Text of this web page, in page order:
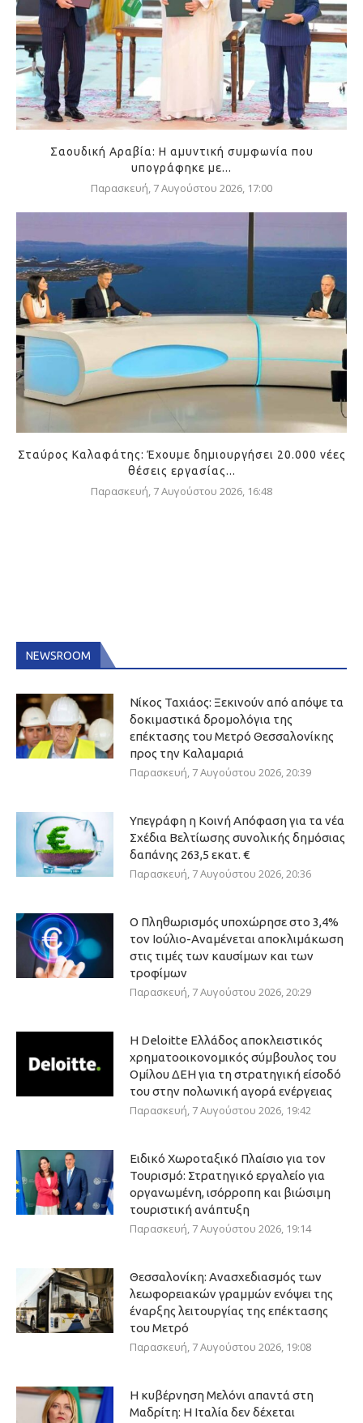
Σαουδική Αραβία: Η αμυντική συμφωνία που
υπογράφηκε με...
Παρασκευή, 7 Αυγούστου 2026, 17:00
Σταύρος Καλαφάτης: Έχουμε δημιουργήσει 20.000 νέες
θέσεις εργασίας...
Παρασκευή, 7 Αυγούστου 2026, 16:48
NEWSROOM
Νίκος Ταχιάος: Ξεκινούν από απόψε τα
δοκιμαστικά δρομολόγια της
επέκτασης του Μετρό Θεσσαλονίκης
προς την Καλαμαριά
Παρασκευή, 7 Αυγούστου 2026, 20:39
Υπεγράφη η Κοινή Απόφαση για τα νέα
Σχέδια Βελτίωσης συνολικής δημόσιας
δαπάνης 263,5 εκατ. €
Παρασκευή, 7 Αυγούστου 2026, 20:36
Ο Πληθωρισμός υποχώρησε στο 3,4%
τον Ιούλιο-Αναμένεται αποκλιμάκωση
στις τιμές των καυσίμων και των
τροφίμων
Παρασκευή, 7 Αυγούστου 2026, 20:29
Η Deloitte Ελλάδος αποκλειστικός
χρηματοοικονομικός σύμβουλος του
Ομίλου ΔΕΗ για τη στρατηγική είσοδό
του στην πολωνική αγορά ενέργειας
Παρασκευή, 7 Αυγούστου 2026, 19:42
Ειδικό Χωροταξικό Πλαίσιο για τον
Τουρισμό: Στρατηγικό εργαλείο για
οργανωμένη, ισόρροπη και βιώσιμη
τουριστική ανάπτυξη
Παρασκευή, 7 Αυγούστου 2026, 19:14
Θεσσαλονίκη: Ανασχεδιασμός των
λεωφορειακών γραμμών ενόψει της
έναρξης λειτουργίας της επέκτασης
του Μετρό
Παρασκευή, 7 Αυγούστου 2026, 19:08
Η κυβέρνηση Μελόνι απαντά στη
Μαδρίτη: Η Ιταλία δεν δέχεται